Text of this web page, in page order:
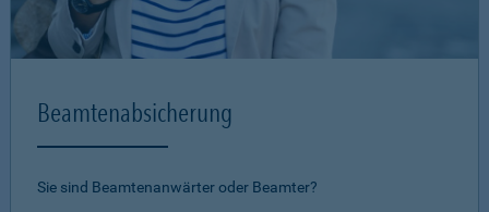
Beamtenabsicherung
Sie sind Beamtenanwärter oder Beamter?